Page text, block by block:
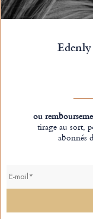
ou
tirage au sort,
abonnés